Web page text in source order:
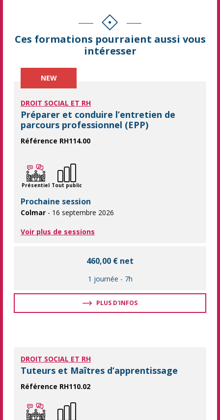
Ces formations pourraient aussi vous
intéresser
NEW
DROIT SOCIAL ET RH
Préparer et conduire l’entretien de
parcours professionnel (EPP)
Référence RH114.00
Présentiel Tout public
Prochaine session
Colmar - 16 septembre 2026
Voir plus de sessions
460,00 € net
1 journée - 7h
PLUS D'INFOS
DROIT SOCIAL ET RH
Tuteurs et Maîtres d’apprentissage
Référence RH110.02
Réussir l'intégration d'un alternant Acquérir des méthodes